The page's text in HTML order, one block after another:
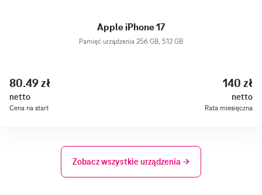
Apple iPhone 17
Pamięć urządzenia 256 GB, 512 GB
80.49 zł
netto
Cena na start
140 zł
netto
Rata miesięczna
Zobacz wszystkie urządzenia →